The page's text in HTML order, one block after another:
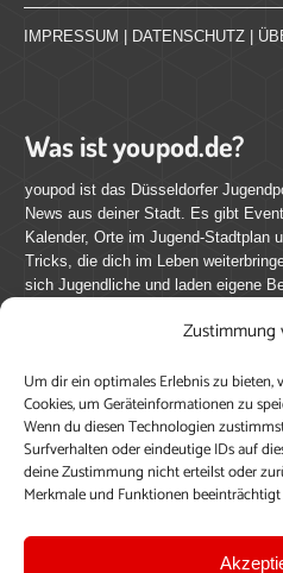
Zustimmung
Um dir ein optimales Erlebnis zu
Cookies, um Geräteinformationen zu
Wenn du diesen Technologien
Surfverhalten oder eindeutige IDs auf
deine Zustimmung nicht erteilst oder
Merkmale und Funktionen
IMPRESSUM DATENSCHUTZ
Was ist youpod.de?
youpod ist das Düsseldorfer
News aus deiner Stadt. Es gibt
Kalender, Orte im Jugend-Stadtplan
Tricks, die dich im Leben
sich Jugendliche und laden eigene
Mach mit bei youpod.de!
youpod.de lebt von Menschen wie
journalistische Erfahrung, teile
veröffentliche deine Beiträge auf
dich anmelden, um alle Funktionen
Profil anzulegen, eigene Beiträge